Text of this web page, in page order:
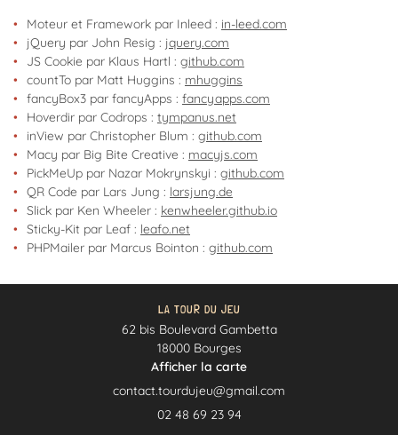
Contact
Moteur et Framework par Inleed : in-leed.com
jQuery par John Resig : jquery.com
JS Cookie par Klaus Hartl : github.com
countTo par Matt Huggins : mhuggins
fancyBox3 par fancyApps : fancyapps.com
Hoverdir par Codrops : tympanus.net
inView par Christopher Blum : github.com
Macy par Big Bite Creative : macyjs.com
PickMeUp par Nazar Mokrynskyi : github.com
QR Code par Lars Jung : larsjung.de
Slick par Ken Wheeler : kenwheeler.github.io
Sticky-Kit par Leaf : leafo.net
PHPMailer par Marcus Bointon : github.com
LA TOUR DU JEU
62 bis Boulevard Gambetta
18000 Bourges
Afficher la carte
02 48 69 23 94